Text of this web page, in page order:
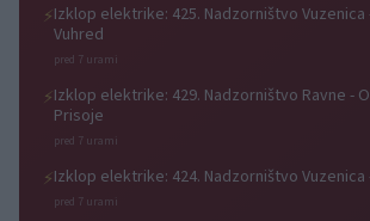
⚡Izklop elektrike: 425. Nadzorništvo Vuzenica
Vuhred
pred 7 urami
⚡Izklop elektrike: 429. Nadzorništvo Ravne -
Prisoje
pred 7 urami
⚡Izklop elektrike: 424. Nadzorništvo
pred 7 urami